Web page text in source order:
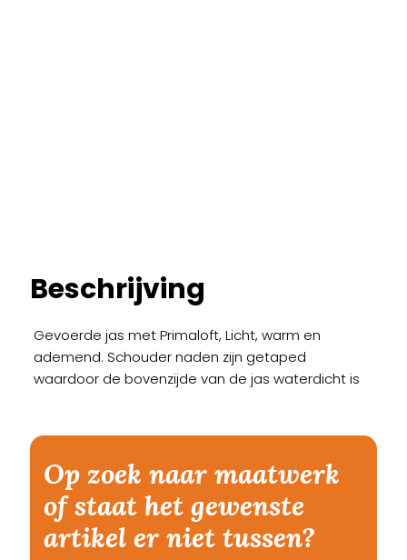
Beschrijving
Gevoerde jas met Primaloft, Licht, warm en
ademend. Schouder naden zijn getaped
waardoor de bovenzijde van de jas waterdicht is
Op zoek naar maatwerk
of staat het gewenste
artikel er niet tussen?